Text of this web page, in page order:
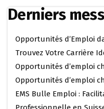
Derniers
Opportunités d’Emploi
Trouvez Votre Carrière
Opportunités d’emploi
Opportunités d’emploi
EMS Bulle Emploi :